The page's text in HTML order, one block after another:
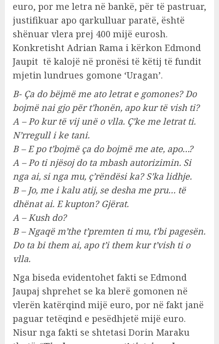
euro, por me letra në bankë, për të pastruar,
justifikuar apo qarkulluar paratë, është
shënuar vlera prej 400 mijë eurosh.
Konkretisht Adrian Rama i kërkon Edmond
Jaupit të kalojë në pronësi të këtij të fundit
mjetin lundrues gomone ‘Uragan’.
B- Ça do bëjmë me ato letrat e gomones? Do
bojmë nai gjo për t’honën, apo kur të vish ti?
A – Po kur të vij unë o vlla. Ç’ke me letrat ti.
N’rregull i ke tani.
B – E po t’bojmë ça do bojmë me ate, apо…?
A – Po ti njësoj do ta mbash autorizimin. Si
nga ai, si nga mu, ç’rëndësi ka? S’ka lidhje.
B – Jo, me i kalu atij, se desha me pru… të
dhënat ai. E kupton? Gjërat.
A – Kush do?
B – Ngaqë m’the t’premten ti mu, t’bi pagesën.
Do ta bi them ai, apo t’i them kur t’vish ti o
vlla.
Nga biseda evidentohet fakti se Edmond
Jaupaj shprehet se ka blerë gomonen në
vlerën katërqind mijë euro, por në fakt janë
paguar tetëqind e pesëdhjetë mijë euro.
Nisur nga fakti se shtetasi Dorin Maraku